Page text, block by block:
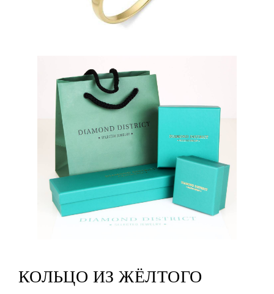
КОЛЬЦО ИЗ ЖЁЛТОГО